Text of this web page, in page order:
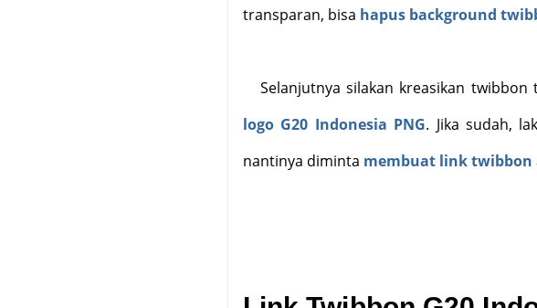
transparan, bisa hapus background
Selanjutnya silakan kreasikan
logo G20 Indonesia PNG. Jika sudah,
nantinya diminta membuat link twibbon